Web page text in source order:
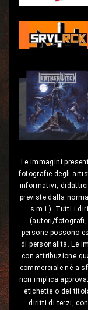
Le immagini
fotografie degli
informativi, didattici
previste dalla
s.m.i.). Tutti i
(autori/fotografi,
persone possono
di personalità. Le
con attribuzione
commerciale né a
non implica
etichette o dei
diritti di terzi,